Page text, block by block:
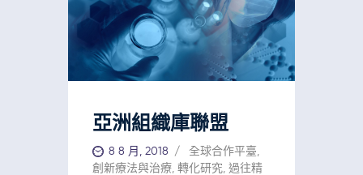
亞洲組織庫聯盟
8 8 月, 2018 全球合作平臺
創新療法與治療 轉化研究 過往精